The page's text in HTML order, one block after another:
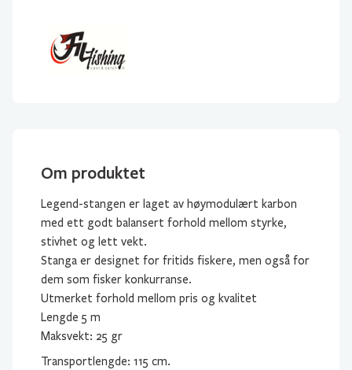
Om produktet
Legend-stangen er laget av høymodulært karbon
med ett godt balansert forhold mellom styrke,
stivhet og lett vekt.
Stanga er designet for fritids fiskere, men også for
dem som fisker konkurranse.
Utmerket forhold mellom pris og kvalitet
Lengde 5 m
Maksvekt: 25 gr
Transportlengde: 115 cm.